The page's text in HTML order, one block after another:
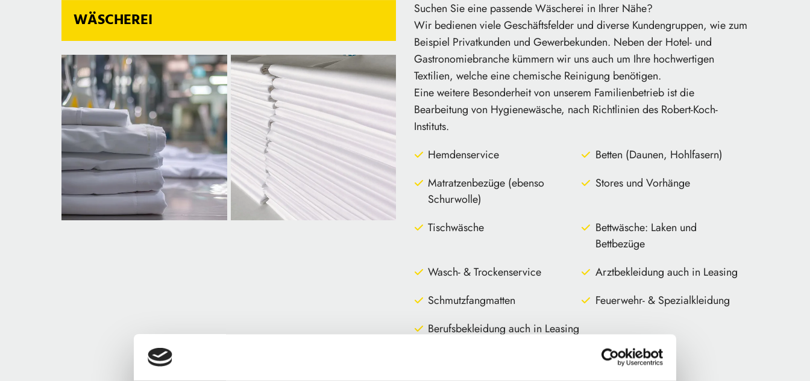
WÄSCHEREI
Suchen Sie eine passende Wäscherei in Ihrer Nähe?
Wir bedienen viele Geschäftsfelder und diverse Kundengruppen, wie zum
Beispiel Privatkunden und Gewerbekunden. Neben der Hotel- und
Gastronomiebranche kümmern wir uns auch um Ihre hochwertigen
Textilien, welche eine chemische Reinigung benötigen.
Eine weitere Besonderheit von unserem Familienbetrieb ist die
Bearbeitung von Hygienewäsche, nach Richtlinien des Robert-Koch-
Instituts.
Hemdenservice
Betten (Daunen, Hohlfasern)
Matratzenbezüge (ebenso
Schurwolle)
Stores und Vorhänge
Tischwäsche
Bettwäsche: Laken und
Bettbezüge
Wasch- & Trockenservice
Arztbekleidung auch in Leasing
Schmutzfangmatten
Feuerwehr- & Spezialkleidung
Berufsbekleidung auch in Leasing